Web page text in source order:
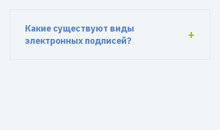
Какие существуют виды
электронных подписей?